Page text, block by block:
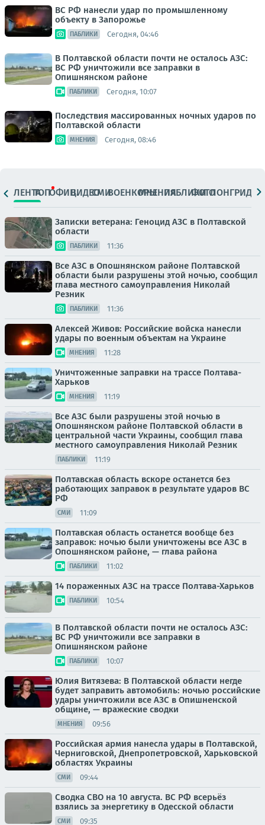
ВС РФ нанесли удар по промышленному
объекту в Запорожье
ПАБЛИКИ Сегодня, 04:46
В Полтавской области почти не осталось АЗС:
ВС РФ уничтожили все заправки в
Опишнянском районе
ПАБЛИКИ Сегодня, 10:07
Последствия массированных ночных ударов по
Полтавской области
МНЕНИЯ Сегодня, 08:46
ЛЕНТАТОПОФИЦ.ВИДЕОСМИВОЕНКОРЫМНЕНИЯПАБЛИКИ
ФОТОЛОНГРИДЫ
Записки ветерана: Геноцид АЗС в Полтавской
области
ПАБЛИКИ 11:36
Все АЗС в Опошнянском районе Полтавской
области были разрушены этой ночью, сообщил
глава местного самоуправления Николай
Резник
ПАБЛИКИ 11:36
Алексей Живов: Российские войска нанесли
удары по военным объектам на Украине
МНЕНИЯ 11:28
Уничтоженные заправки на трассе Полтава-
Харьков
МНЕНИЯ 11:19
Все АЗС были разрушены этой ночью в
Опошнянском районе Полтавской области в
центральной части Украины, сообщил глава
местного самоуправления Николай Резник
ПАБЛИКИ 11:19
Полтавская область вскоре останется без
работающих заправок в результате ударов ВС
РФ
СМИ 11:09
Полтавская область останется вообще без
заправок: ночью были уничтожены все АЗС в
Опошнянском районе, — глава района
ПАБЛИКИ 11:02
14 пораженных АЗС на трассе Полтава-Харьков
ПАБЛИКИ 10:54
В Полтавской области почти не осталось АЗС:
ВС РФ уничтожили все заправки в
Опишнянском районе
ПАБЛИКИ 10:07
Юлия Витязева: В Полтавской области негде
будет заправить автомобиль: ночью российские
удары уничтожили все АЗС в Опишненской
общине, — вражеские сводки
МНЕНИЯ 09:56
Российская армия нанесла удары в Полтавской,
Черниговской, Днепропетровской, Харьковской
областях Украины
СМИ 09:44
Сводка СВО на 10 августа. ВС РФ всерьёз
взялись за энергетику в Одесской области
СМИ 09:35